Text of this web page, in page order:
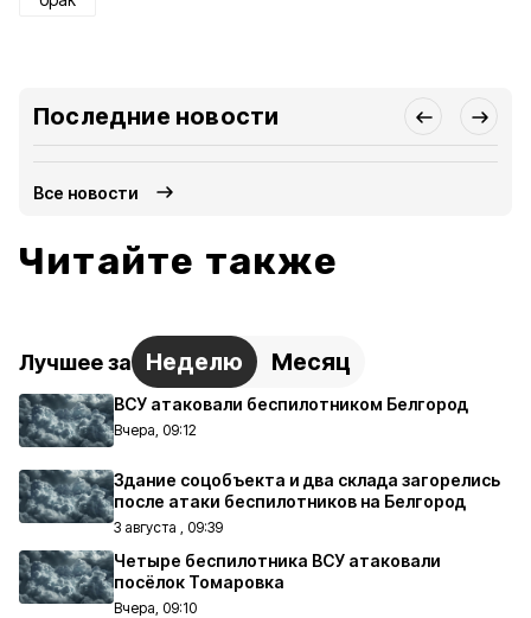
Последние новости
Все новости
Читайте также
Лучшее за Неделю Месяц
ВСУ атаковали беспилотником Белгород
Вчера, 09:12
Здание соцобъекта и два склада загорелись
после атаки беспилотников на Белгород
3 августа , 09:39
Четыре беспилотника ВСУ атаковали
посёлок Томаровка
Вчера, 09:10